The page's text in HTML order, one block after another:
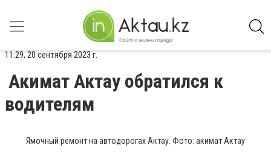
11:29, 20 сентября 2023 г.
Акимат Актау обратился к
водителям
Ямочный ремонт на автодорогах Актау. Фото: акимат Актау